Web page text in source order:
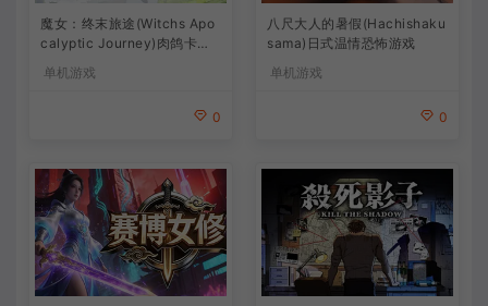
魔女：终末旅途(Witchs Apo
calyptic Journey)肉鸽卡牌
单机游戏
0
八尺大人的暑假(Hachishaku
sama)日式温情恐怖游戏
单机游戏
0